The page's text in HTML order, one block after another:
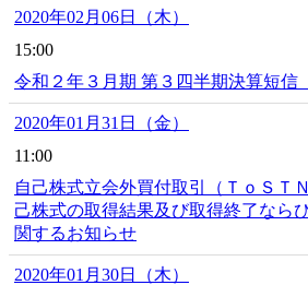
2020年02月06日（木）
15:00
令和２年３月期 第３四半期決算短信
2020年01月31日（金）
11:00
自己株式立会外買付取引（ＴｏＳＴ
己株式の取得結果及び取得終了なら
関するお知らせ
2020年01月30日（木）